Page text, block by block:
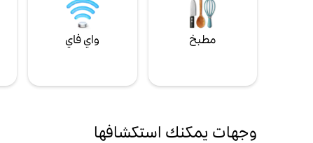
مطبخ واي فاي
وجهات يمكنك استكشافها